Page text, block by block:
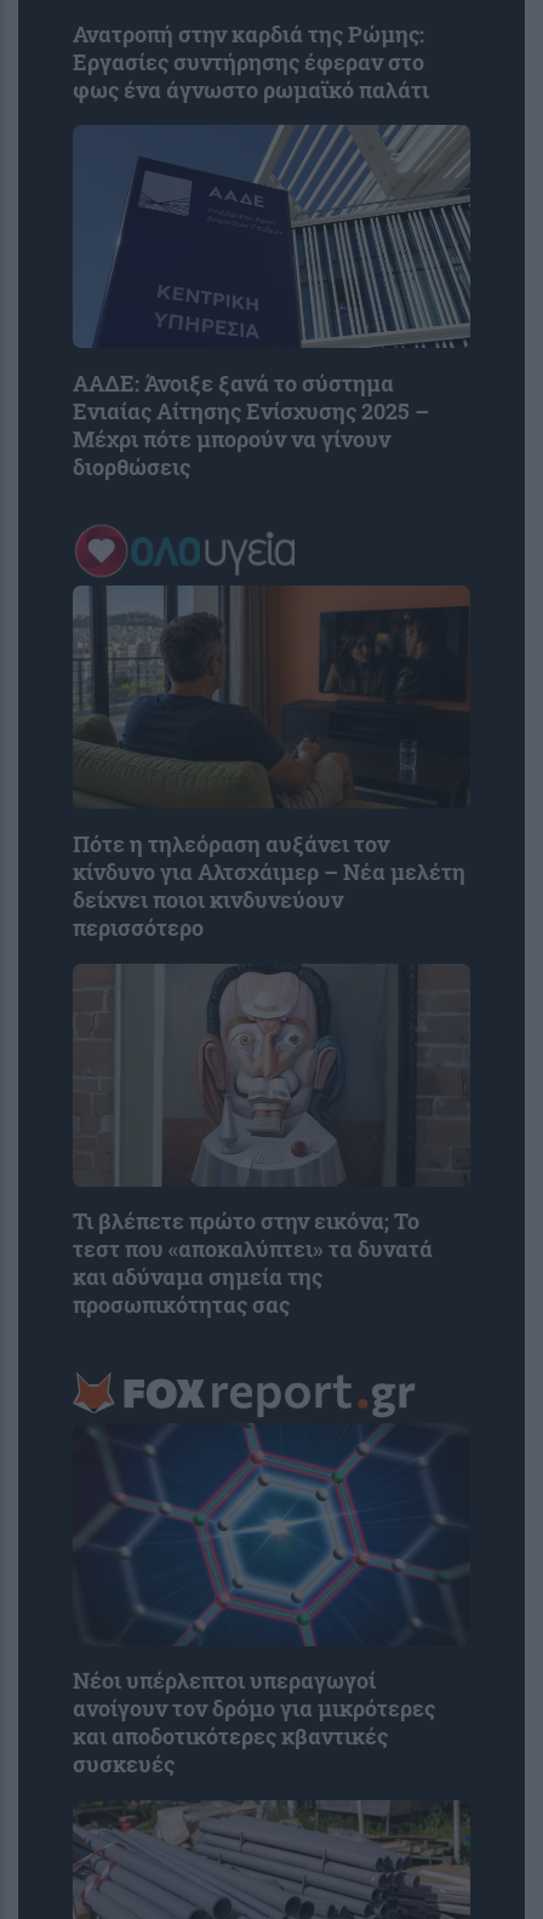
Ανατροπή στην καρδιά της Ρώμης:
Εργασίες συντήρησης έφεραν στο
φως ένα άγνωστο ρωμαϊκό παλάτι
ΑΑΔΕ: Άνοιξε ξανά το σύστημα
Ενιαίας Αίτησης Ενίσχυσης 2025 –
Μέχρι πότε μπορούν να γίνουν
διορθώσεις
Πότε η τηλεόραση αυξάνει τον
κίνδυνο για Αλτσχάιμερ – Νέα μελέτη
δείχνει ποιοι κινδυνεύουν
περισσότερο
Τι βλέπετε πρώτο στην εικόνα; Το
τεστ που «αποκαλύπτει» τα δυνατά
και αδύναμα σημεία της
προσωπικότητας σας
Νέοι υπέρλεπτοι υπεραγωγοί
ανοίγουν τον δρόμο για μικρότερες
και αποδοτικότερες κβαντικές
συσκευές